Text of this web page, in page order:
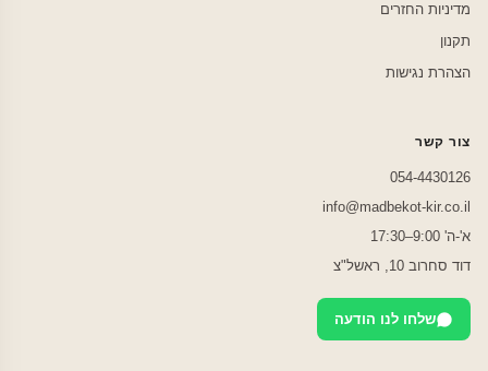
מדיניות החזרים
תקנון
הצהרת נגישות
צור קשר
054-4430126
info@madbekot-kir.co.il
א'-ה' 9:00–17:30
דוד סחרוב 10, ראשל"צ
שלחו לנו הודעה